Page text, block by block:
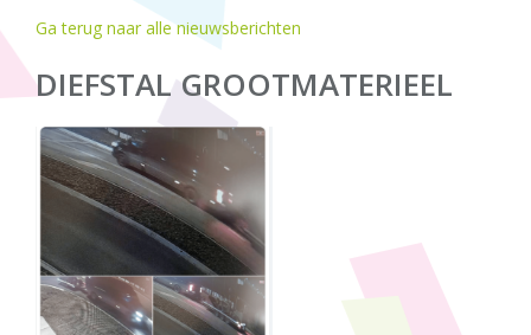
Ga terug naar alle nieuwsberichten
DIEFSTAL GROOTMATERIEEL